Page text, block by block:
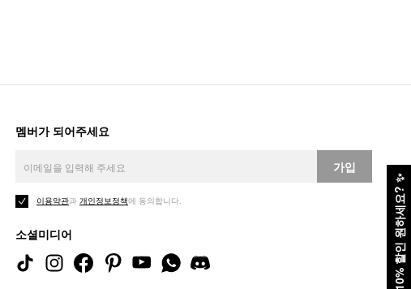
10% 할인 원하세요?
✨
멤버가 되어주세요
가입
이용약관과 개인정보정책에 동의합니다.
소셜미디어